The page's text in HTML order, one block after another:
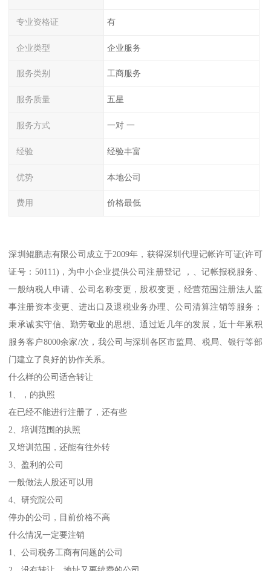
专业资格证 有
企业类型 企业服务
服务类别 工商服务
服务质量 五星
服务方式 一对 一
经验 经验丰富
优势 本地公司
费用 价格最低
深圳鲲鹏志有限公司成立于2009年，获得深圳代理记帐许可证(许可
证号：50111)，为中小企业提供公司注册登记 ，、记帐报税服务、
一般纳税人申请、公司名称变更，股权变更，经营范围注册法人监
事注册资本变更、进出口及退税业务办理、公司清算注销等服务；
秉承诚实守信、勤劳敬业的思想、通过近几年的发展，近十年累积
服务客户8000余家/次，我公司与深圳各区市监局、税局、银行等部
门建立了良好的协作关系。
什么样的公司适合转让
1、，的执照
在已经不能进行注册了，还有些
2、培训范围的执照
又培训范围，还能有往外转
3、盈利的公司
一般做法人股还可以用
4、研究院公司
停办的公司，目前价格不高
什么情况一定要注销
1、公司税务工商有问题的公司